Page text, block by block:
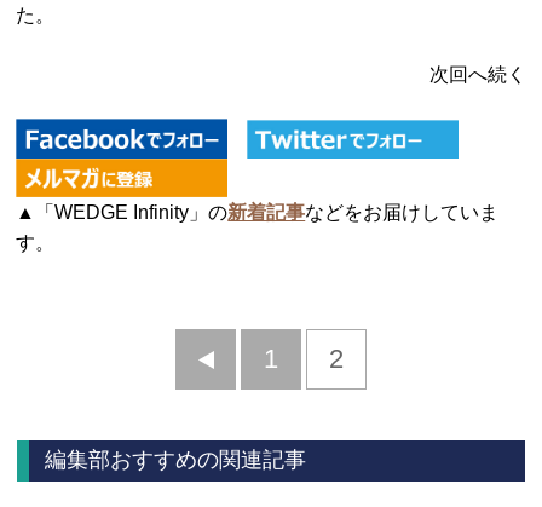
た。
次回へ続く
▲「WEDGE Infinity」の新着記事などをお届けしていま
す。
前
1 2
編集部おすすめの関連記事